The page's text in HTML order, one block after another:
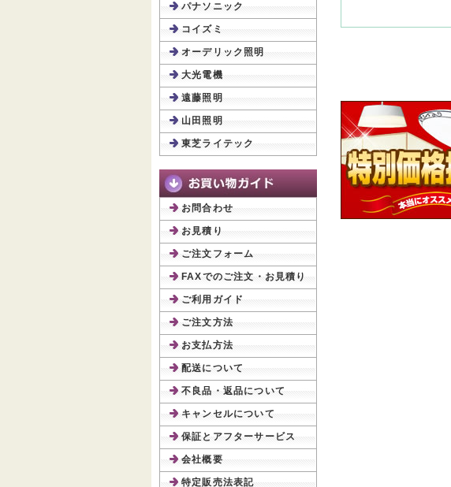
パナソニック
コイズミ
オーデリック照明
大光電機
遠藤照明
山田照明
東芝ライテック
お問合わせ
お見積り
ご注文フォーム
FAXでのご注文・お見積り
ご利用ガイド
ご注文方法
お支払方法
配送について
不良品・返品について
キャンセルについて
保証とアフターサービス
会社概要
特定販売法表記